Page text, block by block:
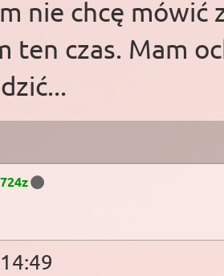
nie chcę mówić
ten czas. Mam